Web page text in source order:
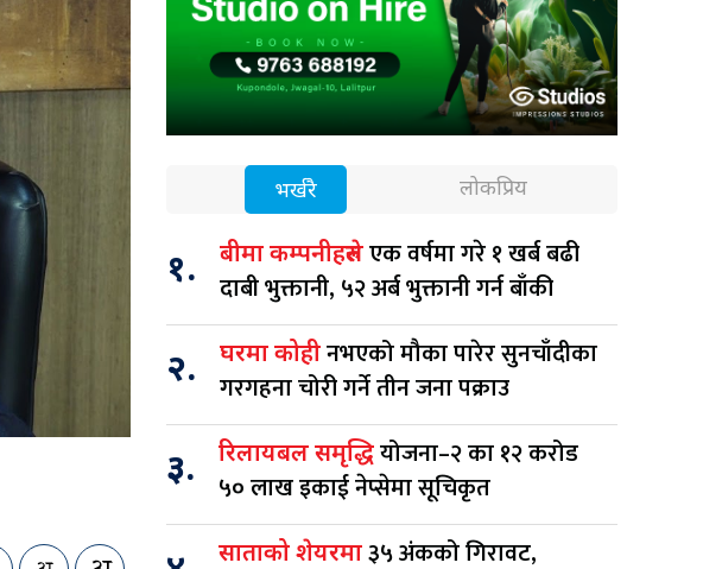
भर्खरै लोकप्रिय
१. बीमा कम्पनीहरुलेएक वर्षमा गरे १ खर्ब बढी
दाबी भुक्तानी, ५२ अर्ब भुक्तानी गर्न बाँकी
२. घरमा कोहीनभएको मौका पारेर सुनचाँदीका
गरगहना चोरी गर्ने तीन जना पक्राउ
३. रिलायबल समृद्धियोजना–२ का १२ करोड
५० लाख इकाई नेप्सेमा सूचिकृत
साताको शेयरमा३५ अंकको गिरावट,